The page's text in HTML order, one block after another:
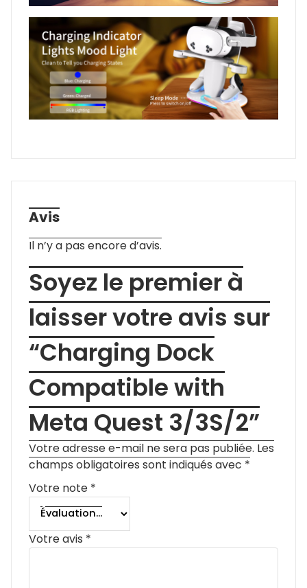
Avis
Il n’y a pas encore d’avis.
Soyez le premier à
laisser votre avis sur
“Charging Dock
Compatible with
Meta Quest 3/3S/2”
Votre adresse e-mail ne sera pas publiée. Les
champs obligatoires sont indiqués avec *
Votre note *
Votre avis *